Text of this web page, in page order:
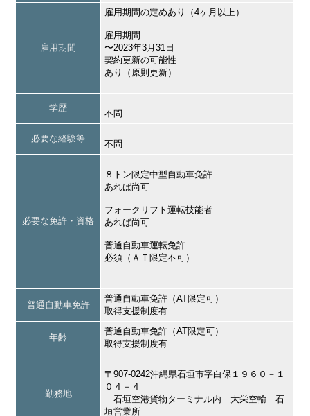
雇用期間
雇用期間の定めあり（4ヶ月以上）
雇用期間
〜2023年3月31日
契約更新の可能性
あり（原則更新）
学歴
不問
必要な経験等
不問
必要な免許・資格
８トン限定中型自動車免許
あれば尚可
フォークリフト運転技能者
あれば尚可
普通自動車運転免許
必須（ＡＴ限定不可）
普通自動車免許
普通自動車免許（AT限定可）
取得支援制度有
年齢
普通自動車免許（AT限定可）
取得支援制度有
勤務地
〒907-0242沖縄県石垣市字白保１９６０－１
０４－４
石垣空港貨物ターミナル内 大栄空輸 石
垣営業所